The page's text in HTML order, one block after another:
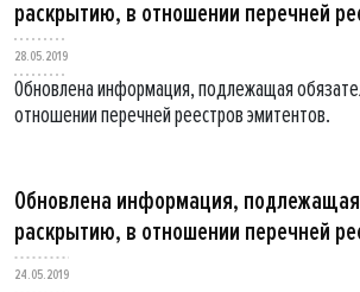
раскрытию, в отношении перечней
28.05.2019
Обновлена информация, подлежащая
отношении перечней реестров эмитентов.
Обновлена информация,
раскрытию, в отношении перечней
24.05.2019